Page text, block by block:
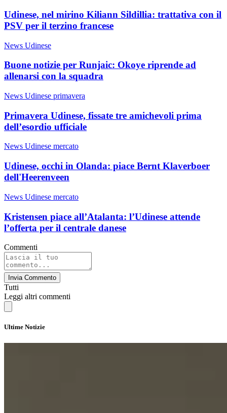
Udinese, nel mirino Kiliann Sildillia: trattativa con il
PSV per il terzino francese
News Udinese
Buone notizie per Runjaic: Okoye riprende ad
allenarsi con la squadra
News Udinese primavera
Primavera Udinese, fissate tre amichevoli prima
dell’esordio ufficiale
News Udinese mercato
Udinese, occhi in Olanda: piace Bernt Klaverboer
dell'Heerenveen
News Udinese mercato
Kristensen piace all’Atalanta: l’Udinese attende
l’offerta per il centrale danese
Commenti
Invia Commento
Tutti
Leggi altri commenti
Ultime Notizie